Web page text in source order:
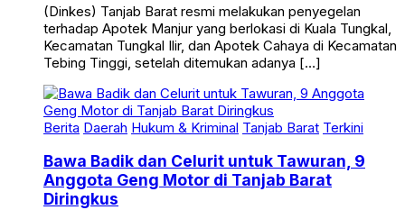
(Dinkes) Tanjab Barat resmi melakukan penyegelan
terhadap Apotek Manjur yang berlokasi di Kuala Tungkal,
Kecamatan Tungkal Ilir, dan Apotek Cahaya di Kecamatan
Tebing Tinggi, setelah ditemukan adanya […]
Berita Daerah Hukum & Kriminal Tanjab Barat Terkini
Bawa Badik dan Celurit untuk Tawuran, 9
Anggota Geng Motor di Tanjab Barat
Diringkus